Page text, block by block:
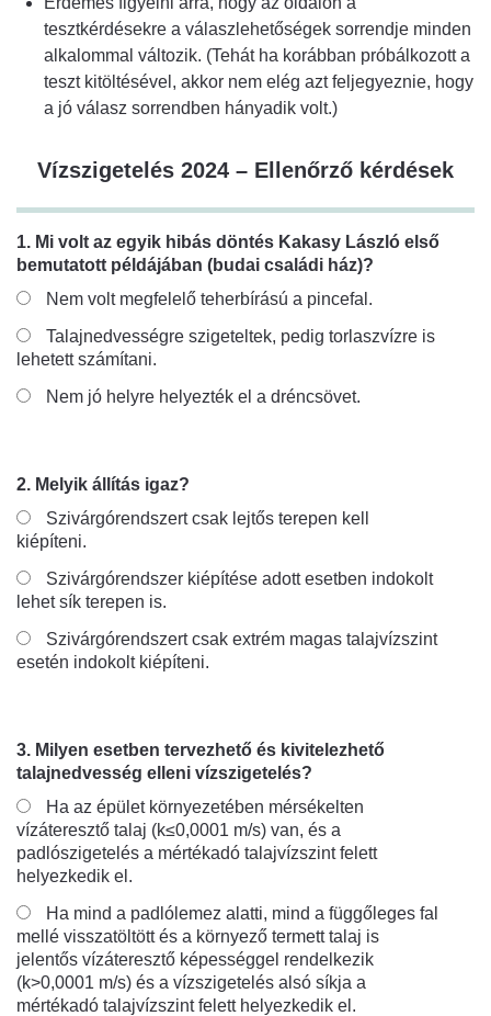
tesztkérdésekre a válaszlehetőségek sorrendje minden
alkalommal változik. (Tehát ha korábban próbálkozott a
teszt kitöltésével, akkor nem elég azt feljegyeznie, hogy
a jó válasz sorrendben hányadik volt.)
Vízszigetelés 2024 – Ellenőrző kérdések
1. Mi volt az egyik hibás döntés Kakasy László első
bemutatott példájában (budai családi ház)?
Nem volt megfelelő teherbírású a pincefal.
Talajnedvességre szigeteltek, pedig torlaszvízre is
lehetett számítani.
Nem jó helyre helyezték el a dréncsövet.
2. Melyik állítás igaz?
Szivárgórendszert csak lejtős terepen kell
kiépíteni.
Szivárgórendszer kiépítése adott esetben indokolt
lehet sík terepen is.
Szivárgórendszert csak extrém magas talajvízszint
esetén indokolt kiépíteni.
3. Milyen esetben tervezhető és kivitelezhető
talajnedvesség elleni vízszigetelés?
Ha az épület környezetében mérsékelten
vízáteresztő talaj (k≤0,0001 m/s) van, és a
padlószigetelés a mértékadó talajvízszint felett
helyezkedik el.
Ha mind a padlólemez alatti, mind a függőleges fal
mellé visszatöltött és a környező termett talaj is
jelentős vízáteresztő képességgel rendelkezik
(k>0,0001 m/s) és a vízszigetelés alsó síkja a
mértékadó talajvízszint felett helyezkedik el.